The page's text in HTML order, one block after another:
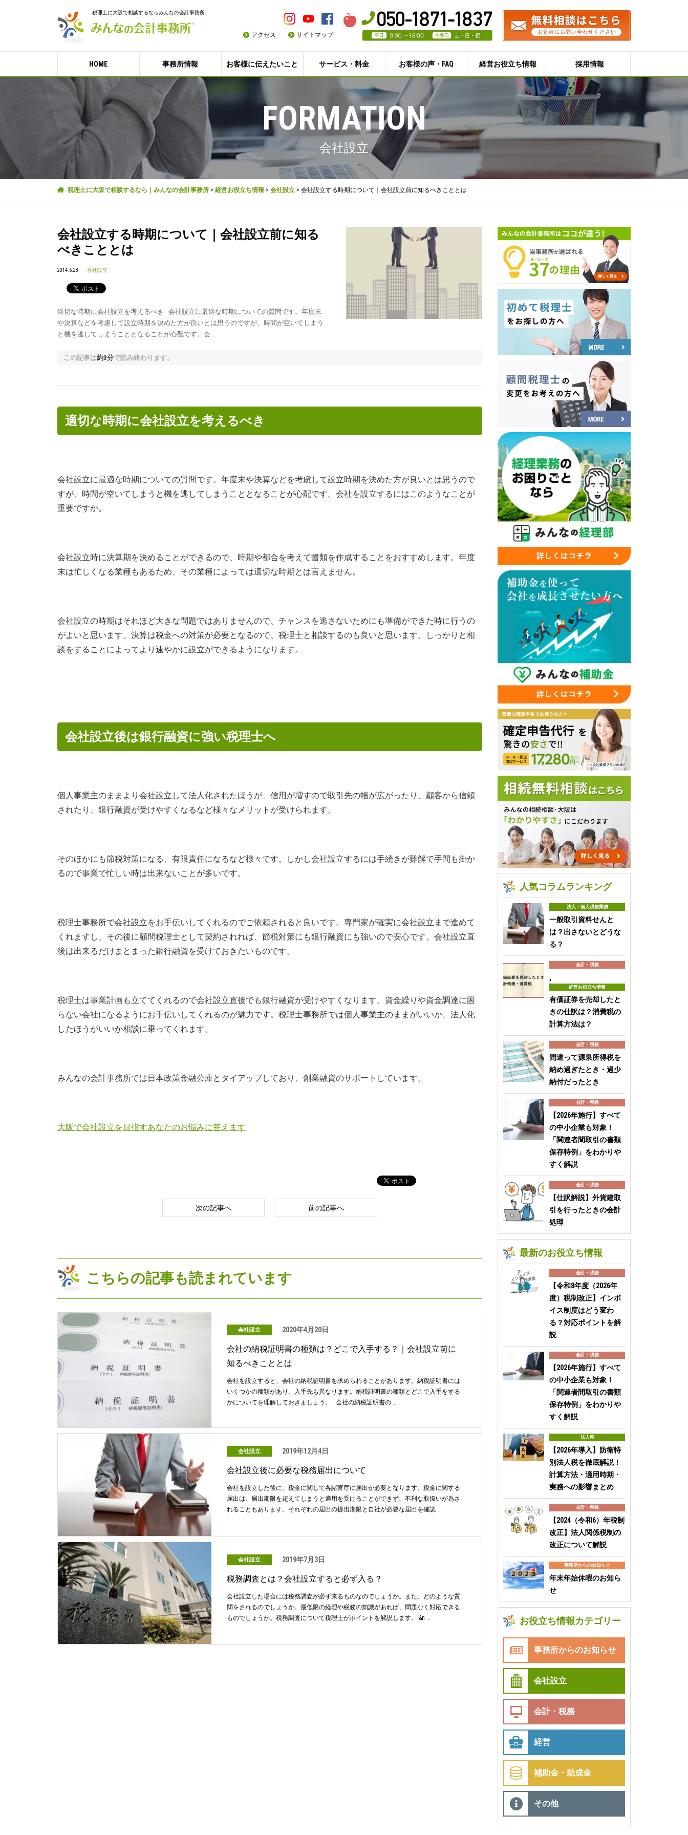
税理士に大阪で相談するならみんなの会計事務所
アクセス サイトマップ
HOME 事務所情報 お客様に伝えたいこと サービス・料金 お客様の声・FAQ 経営お役立ち情報 採用情報
FORMATION
会社設立
税理士に大阪で相談するなら｜みんなの会計事務所 > 経営お役立ち情報 > 会社設立 > 会社設立する時期について｜会社設立前に知るべきこととは
会社設立する時期について｜会社設立前に知る
べきこととは
2014.6.28 会社設立
適切な時期に会社設立を考えるべき 会社設立に最適な時期についての質問です。年度末
や決算などを考慮して設立時期を決めた方が良いとは思うのですが、時間が空いてしまう
と機を逃してしまうこととなることが心配です。会 …
この記事は約3分で読み終わります。
適切な時期に会社設立を考えるべき
会社設立に最適な時期についての質問です。年度末や決算などを考慮して設立時期を決めた方が良いとは思うので
すが、時間が空いてしまうと機を逃してしまうこととなることが心配です。会社を設立するにはこのようなことが
重要ですか。
会社設立時に決算期を決めることができるので、時期や都合を考えて書類を作成することをおすすめします。年度
末は忙しくなる業種もあるため、その業種によっては適切な時期とは言えません。
会社設立の時期はそれほど大きな問題ではありませんので、チャンスを逃さないためにも準備ができた時に行うの
がよいと思います。決算は税金への対策が必要となるので、税理士と相談するのも良いと思います。しっかりと相
談をすることによってより速やかに設立ができるようになります。
会社設立後は銀行融資に強い税理士へ
個人事業主のままより会社設立して法人化されたほうが、信用が増すので取引先の幅が広がったり、顧客から信頼
されたり、銀行融資が受けやすくなるなど様々なメリットが受けられます。
そのほかにも節税対策になる、有限責任になるなど様々です。しかし会社設立するには手続きが難解で手間も掛か
るので事業で忙しい時は出来ないことが多いです。
税理士事務所で会社設立をお手伝いしてくれるのでご依頼されると良いです。専門家が確実に会社設立まで進めて
くれますし、その後に顧問税理士として契約されれば、節税対策にも銀行融資にも強いので安心です。会社設立直
後は出来るだけまとまった銀行融資を受けておきたいものです。
税理士は事業計画も立ててくれるので会社設立直後でも銀行融資が受けやすくなります。資金繰りや資金調達に困
らない会社になるようにお手伝いしてくれるのが魅力です。税理士事務所では個人事業主のままがいいか、法人化
したほうがいいか相談に乗ってくれます。
みんなの会計事務所では日本政策金融公庫とタイアップしており、創業融資のサポートしています。
大阪で会社設立を目指すあなたのお悩みに答えます
次の記事へ 前の記事へ
こちらの記事も読まれています
会社設立 2020年4月20日
会社の納税証明書の種類は？どこで入手する？｜会社設立前に
知るべきこととは
会社を設立すると、会社の納税証明書を求められることがあります。納税証明書には
いくつかの種類があり、入手先も異なります。納税証明書の種類とどこで入手をする
かについてを理解しておきましょう。 会社の納税証明書の …
会社設立 2019年12月4日
会社設立後に必要な税務届出について
会社を設立した後に、税金に関して各諸官庁に届出が必要となります。税金に関する
届出は、届出期限を超えてしまうと適用を受けることができず、不利な取扱いが為さ
れることもあります。それぞれの届出の提出期限と自社が必要な届出を確認 …
会社設立 2019年7月3日
税務調査とは？会社設立すると必ず入る？
会社設立した場合には税務調査が必ず来るものなのでしょうか。また、どのような質
問をされるのでしょうか。最低限の経理や税務の知識があれば、問題なく対応できる
ものでしょうか。税務調査について税理士がポイントを解説します。 &n …
人気コラムランキング
法人・個人税務業務
一般取引資料せんと
は？出さないとどうな
る？
会計・税務
,
経営お役立ち情報
有価証券を売却したと
きの仕訳は？消費税の
計算方法は？
会計・税務
間違って源泉所得税を
納め過ぎたとき・過少
納付だったとき
会計・税務
【2026年施行】すべて
の中小企業も対象！
「関連者間取引の書類
保存特例」をわかりや
すく解説
会計・税務
【仕訳解説】外貨建取
引を行ったときの会計
処理
最新のお役立ち情報
会計・税務
【令和8年度（2026年
度）税制改正】インボ
イス制度はどう変わ
る？対応ポイントを解
説
会計・税務
【2026年施行】すべて
の中小企業も対象！
「関連者間取引の書類
保存特例」をわかりや
すく解説
法人税
【2026年導入】防衛特
別法人税を徹底解説！
計算方法・適用時期・
実務への影響まとめ
会計・税務
【2024（令和6）年税制
改正】法人関係税制の
改正について解説
事務所からのお知らせ
年末年始休暇のお知ら
せ
お役立ち情報カテゴリー
事務所からのお知らせ
会社設立
会計・税務
経営
補助金・助成金
その他